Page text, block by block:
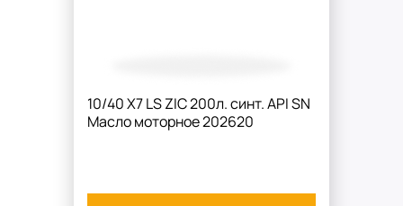
10/40 X7 LS ZIC 200л. синт. API SN
Масло моторное 202620